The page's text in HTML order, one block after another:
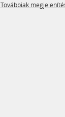
Továbbiak